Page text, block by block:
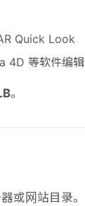
Quick Look
4D 等软件编辑
。
或网站目录。